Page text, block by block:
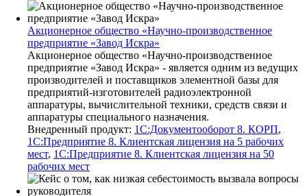
Акционерное общество «Научно-производственное
предприятие «Завод Искра»
Акционерное общество «Научно-производственное
предприятие «Завод Искра» - является одним из ведущих
производителей и поставщиков элементной базы для
предприятий-изготовителей радиоэлектронной
аппаратуры, вычислительной техники, средств связи и
аппаратуры специального назначения.
Внедренный продукт: 1С:Документооборот 8. КОРП,
1С:Предприятие 8. Клиентская лицензия на 5 рабочих
мест, 1С:Предприятие 8. Клиентская лицензия на 50
рабочих мест